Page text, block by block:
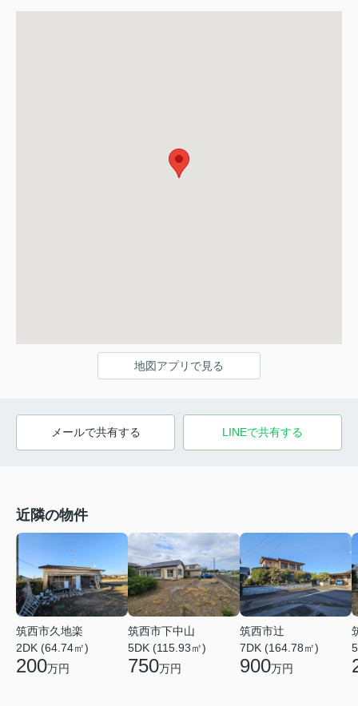
地図アプリで見る
メールで共有する LINEで共有する
近隣の物件
筑西市久地楽
2DK (64.74㎡)
200万円
筑西市下中山
5DK (115.93㎡)
750万円
筑西市辻
7DK (164.78㎡)
900万円